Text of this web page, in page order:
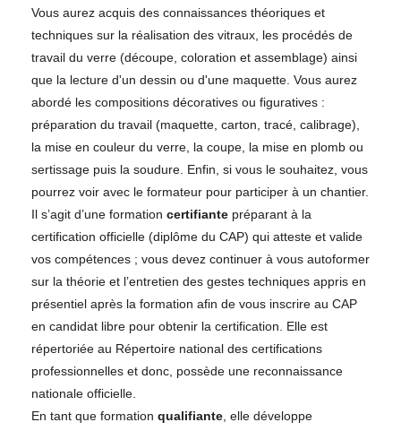
Vous aurez acquis des connaissances théoriques et
techniques sur la réalisation des vitraux, les procédés de
travail du verre (découpe, coloration et assemblage) ainsi
que la lecture d'un dessin ou d'une maquette. Vous aurez
abordé les compositions décoratives ou figuratives :
préparation du travail (maquette, carton, tracé, calibrage),
la mise en couleur du verre, la coupe, la mise en plomb ou
sertissage puis la soudure. Enfin, si vous le souhaitez, vous
pourrez voir avec le formateur pour participer à un chantier.
Il s’agit d’une formation certifiante préparant à la
certification officielle (diplôme du CAP) qui atteste et valide
vos compétences ; vous devez continuer à vous autoformer
sur la théorie et l’entretien des gestes techniques appris en
présentiel après la formation afin de vous inscrire au CAP
en candidat libre pour obtenir la certification. Elle est
répertoriée au Répertoire national des certifications
professionnelles et donc, possède une reconnaissance
nationale officielle.
En tant que formation qualifiante , elle développe